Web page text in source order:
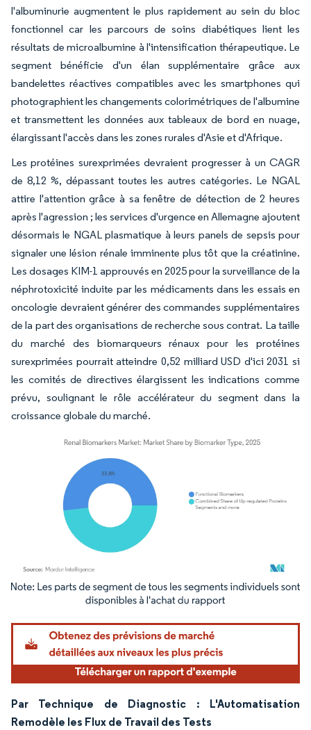
l'albuminurie augmentent le plus rapidement au sein du bloc
fonctionnel car les parcours de soins diabétiques lient les
résultats de microalbumine à l'intensification thérapeutique. Le
segment bénéficie d'un élan supplémentaire grâce aux
bandelettes réactives compatibles avec les smartphones qui
photographient les changements colorimétriques de l'albumine
et transmettent les données aux tableaux de bord en nuage,
élargissant l'accès dans les zones rurales d'Asie et d'Afrique.
Les protéines surexprimées devraient progresser à un CAGR
de 8,12 %, dépassant toutes les autres catégories. Le NGAL
attire l'attention grâce à sa fenêtre de détection de 2 heures
après l'agression ; les services d'urgence en Allemagne ajoutent
désormais le NGAL plasmatique à leurs panels de sepsis pour
signaler une lésion rénale imminente plus tôt que la créatinine.
Les dosages KIM-1 approuvés en 2025 pour la surveillance de la
néphrotoxicité induite par les médicaments dans les essais en
oncologie devraient générer des commandes supplémentaires
de la part des organisations de recherche sous contrat. La taille
du marché des biomarqueurs rénaux pour les protéines
surexprimées pourrait atteindre 0,52 milliard USD d'ici 2031 si
les comités de directives élargissent les indications comme
prévu, soulignant le rôle accélérateur du segment dans la
croissance globale du marché.
Image © Mordor Intelligence. La réutilisation nécessite une attribution sous CC BY
Par Technique de Diagnostic : L'Automatisation
Remodèle les Flux de Travail des Tests